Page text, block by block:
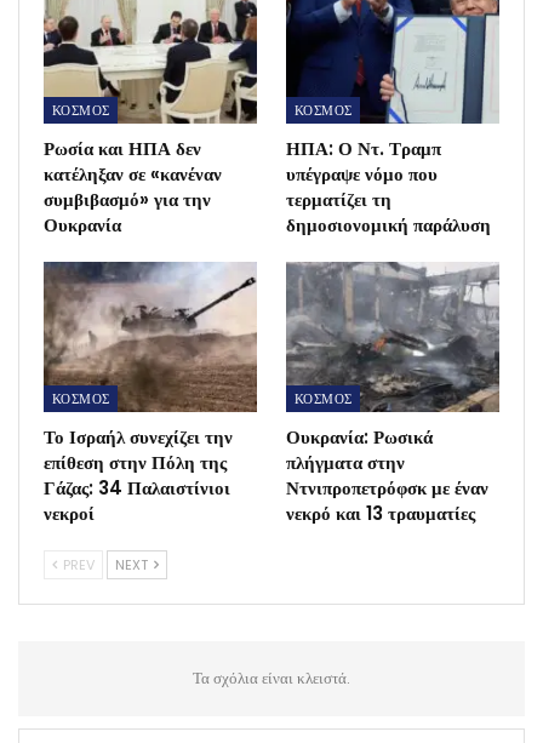
ΚΟΣΜΟΣ
Ρωσία και ΗΠΑ δεν
κατέληξαν σε «κανέναν
συμβιβασμό» για την
Ουκρανία
ΚΟΣΜΟΣ
ΗΠΑ: Ο Ντ. Τραμπ
υπέγραψε νόμο που
τερματίζει τη
δημοσιονομική παράλυση
ΚΟΣΜΟΣ
Το Ισραήλ συνεχίζει την
επίθεση στην Πόλη της
Γάζας: 34 Παλαιστίνιοι
νεκροί
ΚΟΣΜΟΣ
Ουκρανία: Ρωσικά
πλήγματα στην
Ντνιπροπετρόφσκ με έναν
νεκρό και 13 τραυματίες
PREV NEXT
Τα σχόλια είναι κλειστά.